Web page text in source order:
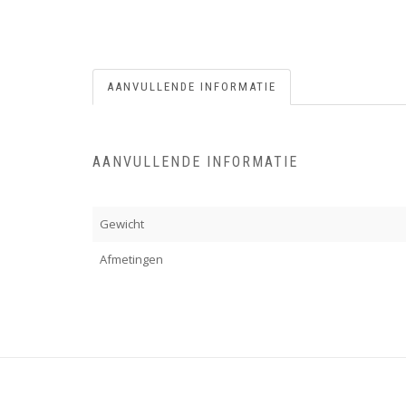
AANVULLENDE INFORMATIE
AANVULLENDE INFORMATIE
Gewicht
Afmetingen